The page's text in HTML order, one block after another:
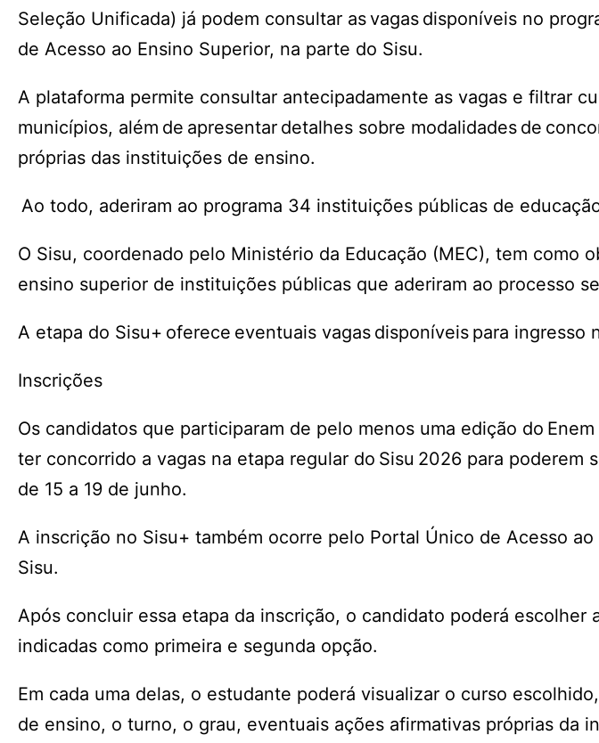
Seleção Unificada) já podem consultar as vagas disponíveis no
de Acesso ao Ensino Superior, na parte do Sisu.
A plataforma permite consultar antecipadamente as vagas e filtrar
municípios, além de apresentar detalhes sobre modalidades de
próprias das instituições de ensino.
Ao todo, aderiram ao programa 34 instituições públicas de
O Sisu, coordenado pelo Ministério da Educação (MEC), tem como
ensino superior de instituições públicas que aderiram ao processo
A etapa do Sisu+ oferece eventuais vagas disponíveis para ingresso
Inscrições
Os candidatos que participaram de pelo menos uma edição do
ter concorrido a vagas na etapa regular do Sisu 2026 para poderem
de 15 a 19 de junho.
A inscrição no Sisu+ também ocorre pelo Portal Único de Acesso
Sisu.
Após concluir essa etapa da inscrição, o candidato poderá escolher
indicadas como primeira e segunda opção.
Em cada uma delas, o estudante poderá visualizar o curso
de ensino, o turno, o grau, eventuais ações afirmativas próprias da